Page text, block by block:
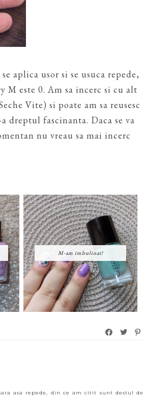
aplica usor si se usuca repede,
M este 0. Am sa incerc si cu alt
Vite) si poate am sa reusesc
dreptul fascinanta. Daca se va
nu vreau sa mai incerc
M-am imbulinat!
asa repede, din ce am citit sunt destul de